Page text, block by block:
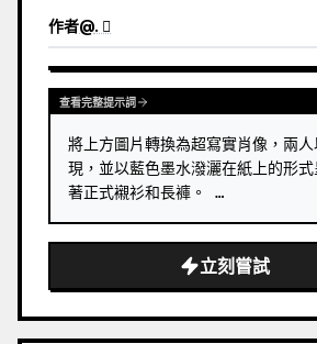
作者@. 
查看完整提示詞
將上方圖片轉換為超寫實肖像，兩
現，並以藍色墨水潑灑在紙上的形
著正式襯衫和長褲。 …
立刻嘗試